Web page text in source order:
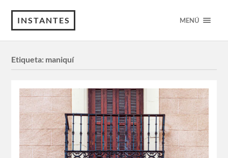
INSTANTES MENÚ
Etiqueta: maniquí